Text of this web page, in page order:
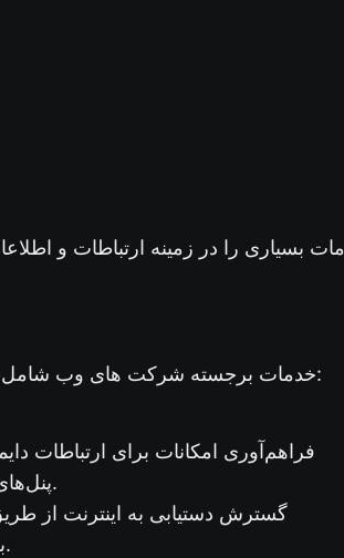
خدمات برجسته شرکت های وب شامل موارد زیر است:
فراهم‌آوری امکانات برای ارتباطات
پنل‌های تبادل ثابت.
گسترش دستیابی به اینترنت از
بی‌سیم ثابت.